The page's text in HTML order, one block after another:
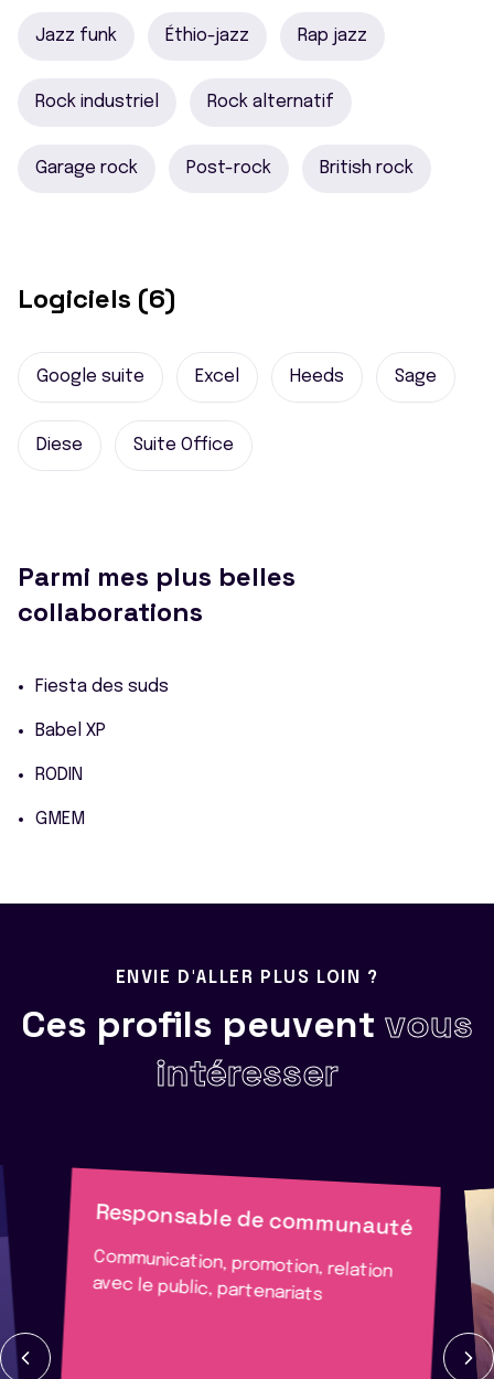
Jazz funk Éthio-jazz Rap jazz
Rock industriel Rock alternatif
Garage rock Post-rock British rock
Logiciels (6)
Google suite Excel Heeds Sage
Diese Suite Office
Parmi mes plus belles
collaborations
Fiesta des suds
Babel XP
RODIN
GMEM
ENVIE D'ALLER PLUS LOIN ?
Ces profils peuvent vous
intéresser
Responsable de communauté
Communication, promotion, relation
avec le public, partenariats